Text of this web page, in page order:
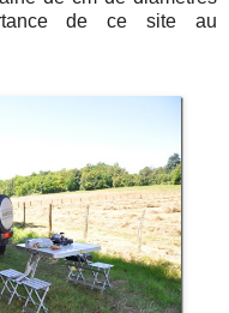
de ce site au